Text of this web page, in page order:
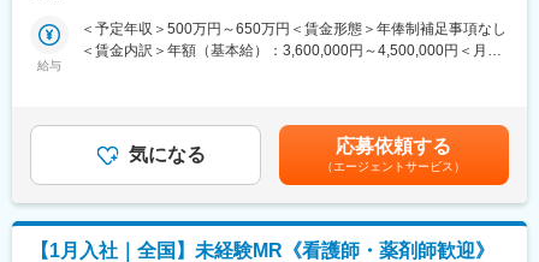
として結果を出せるように万全のサポート体制を整えています。
(3)豊富なプロジェクト数、50社を超える多数の取引メーカー：同
年代のMRの方が活躍されています。
■中途入社社員の年収例：
・入社3年目（MR経験者）28歳：642万（月給＋日当＋住宅手
当）
・入社5年目（MR経験者）33歳：712万（月給＋日当＋住宅手
当）
ます。
これまでの経験を活かして新たなフィールドで活躍したい方を歓
■夜勤なし！日勤・土日祝休みで働き方改善・ワークライフバラン
スの両立が叶う！
■明確な評価制度あり！自身の成果や頑張りが客観的に評価され、
年収に反映されます。また、在籍年数が増えると永年勤続報奨金
や四半期一時金などの手当もアップします。つまり、やりがいや
努力がきちんと報われる報酬制度になっています。
給与
＜予定年収＞500万円～650万円＜賃金形態＞年俸制補足事項なし
＜賃金内訳＞年額（基本給）：3,600,000円～4,500,000円＜月額
動・四半期一時金：10万円（四半期に1回、10万円程度支給）※た
だし支給条件有。他、永続勤務報奨金（3年勤務5万円支給、5年
勤務10万円…）ございます。賃金はあくまでも目安の金額であ
り、選考を通じて上下する可能性があります。月給(月額)は固定手
当を含めた表記です。
気になる 応募依頼する
（エージェントサービス）
【1月入社｜全国】未経験MR《看護師・薬剤師歓迎》